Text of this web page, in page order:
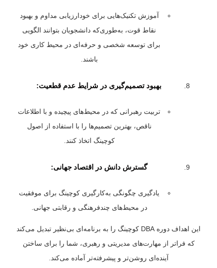
آموزش تکنیک‌هایی برای خودارزیابی مداوم و بهبود
نقاط قوت، به‌طوری‌که دانشجویان بتوانند الگویی
برای توسعه شخصی و حرفه‌ای در محیط کاری خود
باشند.
بهبود تصمیم‌گیری در شرایط عدم قطعیت:
تربیت رهبرانی که در محیط‌های پیچیده و با اطلاعات
ناقص، بهترین تصمیم‌ها را با استفاده از اصول
کوچینگ اتخاذ کنند.
گسترش دانش در اقتصاد جهانی:
یادگیری چگونگی به‌کارگیری کوچینگ برای موفقیت
در محیط‌های چندفرهنگی و رقابتی جهانی.
این اهداف دوره DBA کوچینگ را به برنامه‌ای بی‌نظیر تبدیل می‌کند
که فراتر از مهارت‌های مدیریتی و رهبری، شما را برای ساختن
آینده‌ای روشن‌تر و پیشرفته‌تر آماده می‌کند.